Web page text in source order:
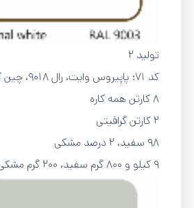
تولید 2
کد 71؛ پاپیروس وایت، رال 9018، چین گرافیتی،
۸ کارتن همه کاره
۲ کارتن گرافیتی
98 سفید، 2 درصد مشکی
9 کیلو و 800 گرم سفید، 200 گرم مشکی